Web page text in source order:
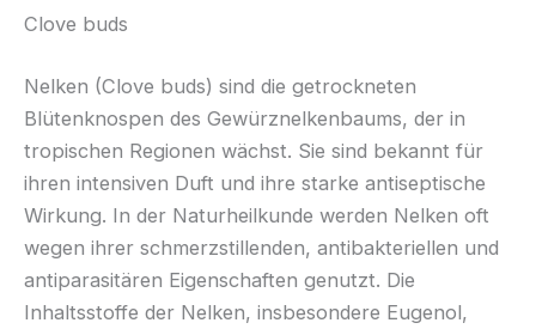
Clove buds
Nelken (Clove buds) sind die getrockneten
Blütenknospen des Gewürznelkenbaums, der in
tropischen Regionen wächst. Sie sind bekannt für
ihren intensiven Duft und ihre starke antiseptische
Wirkung. In der Naturheilkunde werden Nelken oft
wegen ihrer schmerzstillenden, antibakteriellen und
antiparasitären Eigenschaften genutzt. Die
Inhaltsstoffe der Nelken, insbesondere Eugenol,